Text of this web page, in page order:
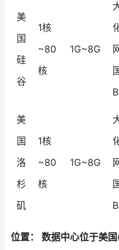
美
国
硅
谷
1核
~80
核
1G~8G
美
国
洛
杉
矶
1核
~80
核
1G~8G
位置： 数据中心位于美国